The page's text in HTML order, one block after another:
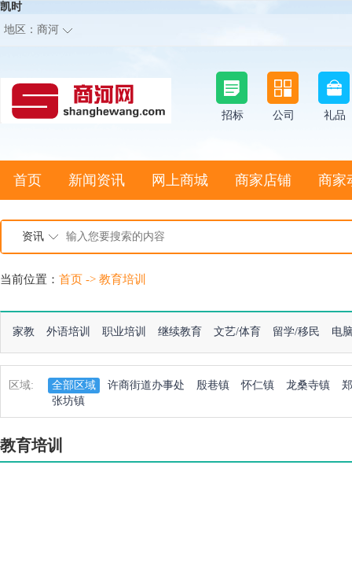
凯时
地区： 商河
招标 公司 礼品
首页 新闻资讯 网上商城 商家店铺 商家
资讯
当前位置： 首页 -> 教育培训
家教 外语培训 职业培训 继续教育 文艺/体育 留学/移民 电
区域: 全部区域 许商街道办事处 殷巷镇 怀仁镇 龙桑寺镇
张坊镇
教育培训